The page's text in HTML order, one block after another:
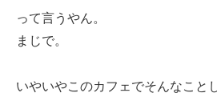
って言うやん。
まじで。
いやいやこのカフェでそんなこと